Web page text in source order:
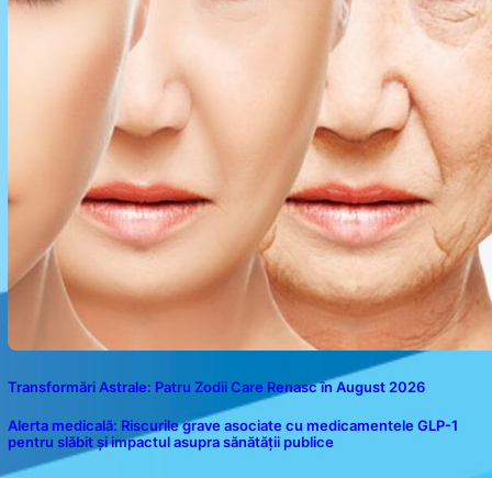
Transformări Astrale: Patru Zodii Care Renasc în August 2026
Alerta medicală: Riscurile grave asociate cu medicamentele GLP-1
pentru slăbit și impactul asupra sănătății publice